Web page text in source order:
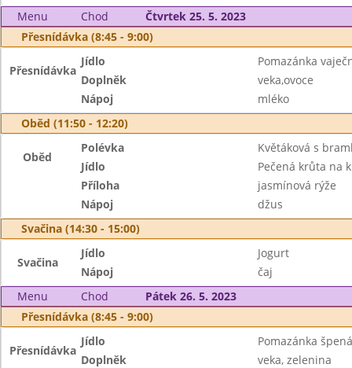
Menu
Chod
Čtvrtek 25. 5. 2023
Přesnídávka (8:45 - 9:00)
Přesnídávka
Jídlo
Pomazánka
Doplněk
veka,ovoce
Nápoj
mléko
Oběd (11:50 - 12:20)
Oběd
Polévka
Květáková s
Jídlo
Pečená krůta na
Příloha
jasmínová rýže
Nápoj
džus
Svačina (14:30 - 15:00)
Svačina
Jídlo
Jogurt
Nápoj
čaj
Menu
Chod
Pátek 26. 5. 2023
Přesnídávka (8:45 - 9:00)
Přesnídávka
Jídlo
Pomazánka
Doplněk
veka, zelenina